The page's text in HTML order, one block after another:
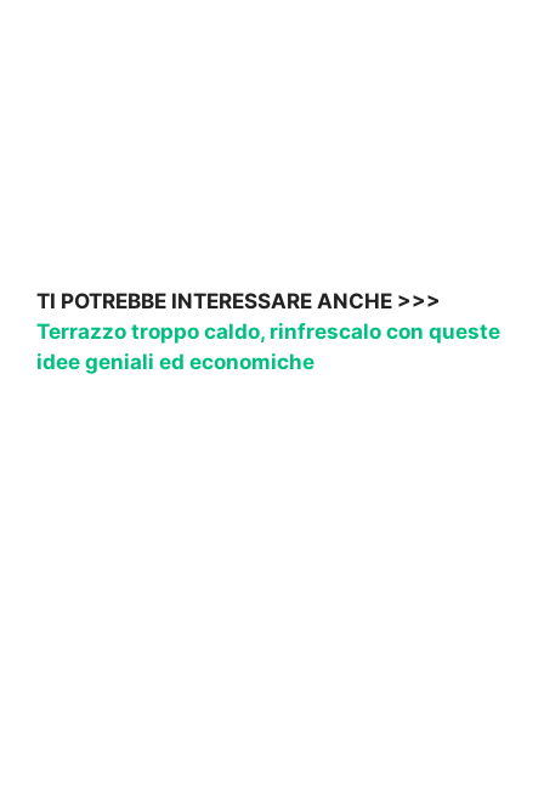
TI POTREBBE INTERESSARE ANCHE >>>
Terrazzo troppo caldo, rinfrescalo con queste
idee geniali ed economiche